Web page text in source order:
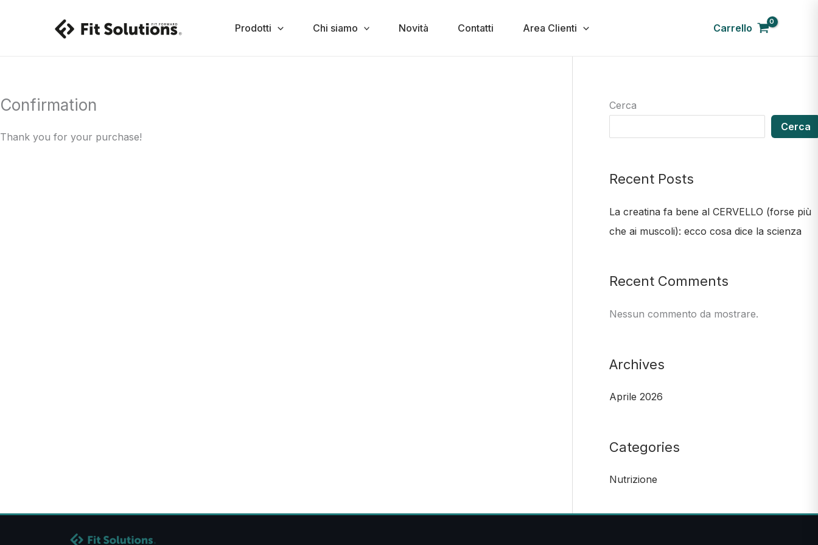
Prodotti Chi siamo Novità Contatti Area Clienti Carrello
Confirmation
Thank you for your purchase!
Cerca
Cerca
Recent Posts
La creatina fa bene al CERVELLO (forse più
che ai muscoli): ecco cosa dice la scienza
Recent Comments
Nessun commento da mostrare.
Archives
Aprile 2026
Categories
Nutrizione